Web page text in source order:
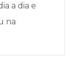
a dia e
na